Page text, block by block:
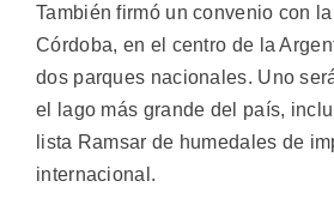
También firmó un convenio con
Córdoba, en el centro de la
dos parques nacionales. Uno
el lago más grande del país,
lista Ramsar de humedales de
internacional.